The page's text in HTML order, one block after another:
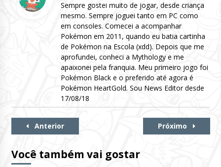
Sempre gostei muito de jogar, desde criança
mesmo. Sempre joguei tanto em PC como
em consoles. Comecei a acompanhar
Pokémon em 2011, quando eu batia cartinha
de Pokémon na Escola (xdd). Depois que me
aprofundei, conheci a Mythology e me
apaixonei pela franquia. Meu primeiro jogo foi
Pokémon Black e o preferido até agora é
Pokémon HeartGold. Sou News Editor desde
17/08/18
Continue
Anterior Próximo
Você também vai gostar